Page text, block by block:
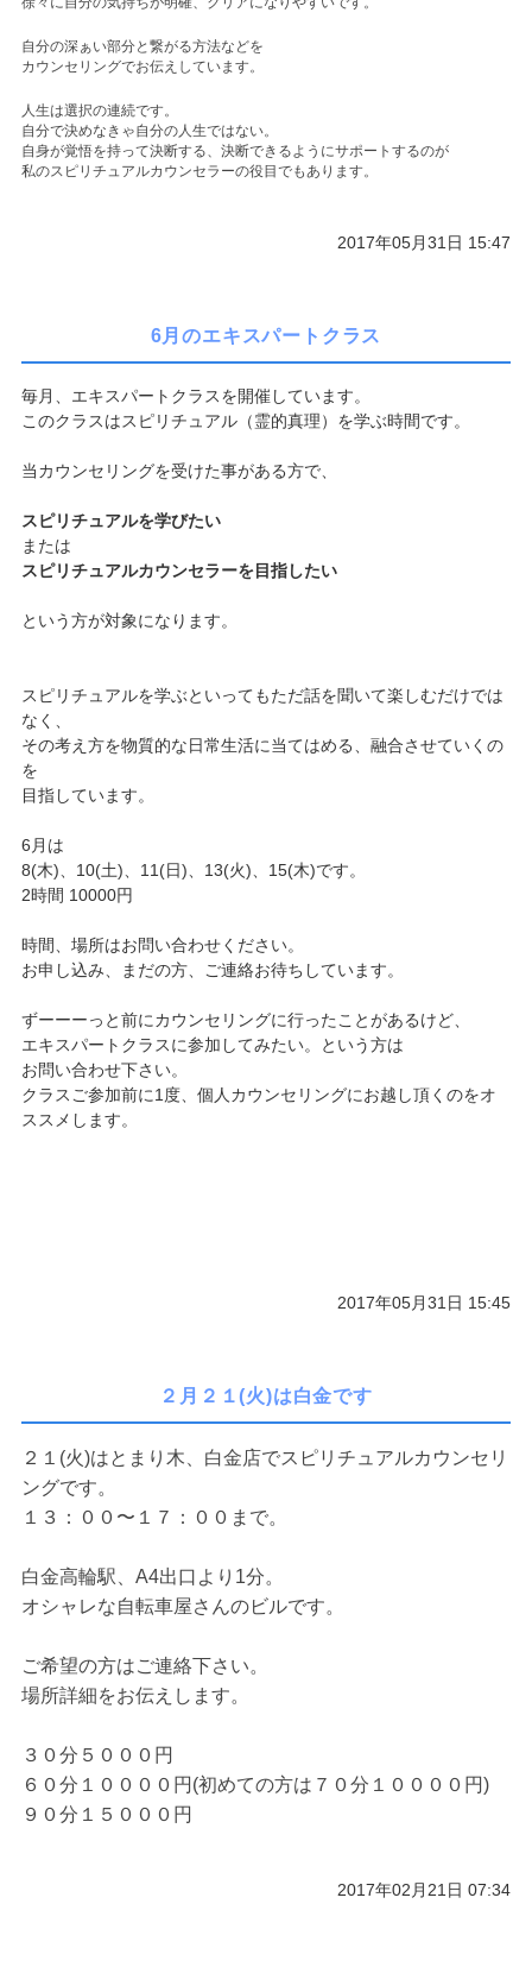
自分の深ぁい部分と繋がる方法などを
カウンセリングでお伝えしています。
人生は選択の連続です。
自分で決めなきゃ自分の人生ではない。
自身が覚悟を持って決断する、決断できるようにサポートするのが
私のスピリチュアルカウンセラーの役目でもあります。
2017年05月31日 15:47
6月のエキスパートクラス
毎月、エキスパートクラスを開催しています。
このクラスはスピリチュアル（霊的真理）を学ぶ時間です。
当カウンセリングを受けた事がある方で、
スピリチュアルを学びたい
または
スピリチュアルカウンセラーを目指したい
という方が対象になります。
スピリチュアルを学ぶといってもただ話を聞いて楽しむだけでは
なく、
その考え方を物質的な日常生活に当てはめる、融合させていくの
を
目指しています。
6月は
8(木)、10(土)、11(日)、13(火)、15(木)です。
2時間 10000円
時間、場所はお問い合わせください。
お申し込み、まだの方、ご連絡お待ちしています。
ずーーーっと前にカウンセリングに行ったことがあるけど、
エキスパートクラスに参加してみたい。という方は
お問い合わせ下さい。
クラスご参加前に1度、個人カウンセリングにお越し頂くのをオ
ススメします。
2017年05月31日 15:45
２月２１(火)は白金です
２１(火)はとまり木、白金店でスピリチュアルカウンセリ
ングです。
１３：００〜１７：００まで。
白金高輪駅、A4出口より1分。
オシャレな自転車屋さんのビルです。
ご希望の方はご連絡下さい。
場所詳細をお伝えします。
３０分５０００円
６０分１００００円(初めての方は７０分１００００円)
９０分１５０００円
2017年02月21日 07:34